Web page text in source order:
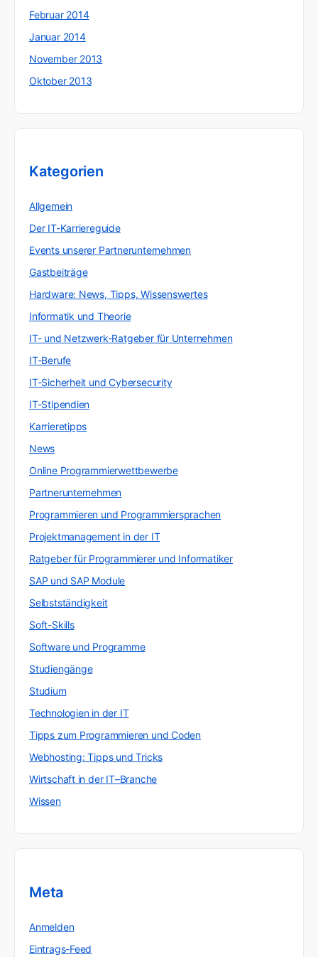
Februar 2014
Januar 2014
November 2013
Oktober 2013
Kategorien
Allgemein
Der IT-Karriereguide
Events unserer Partnerunternehmen
Gastbeiträge
Hardware: News, Tipps, Wissenswertes
Informatik und Theorie
IT- und Netzwerk-Ratgeber für Unternehmen
IT-Berufe
IT-Sicherheit und Cybersecurity
IT-Stipendien
Karrieretipps
News
Online Programmierwettbewerbe
Partnerunternehmen
Programmieren und Programmiersprachen
Projektmanagement in der IT
Ratgeber für Programmierer und Informatiker
SAP und SAP Module
Selbstständigkeit
Soft-Skills
Software und Programme
Studiengänge
Studium
Technologien in der IT
Tipps zum Programmieren und Coden
Webhosting: Tipps und Tricks
Wirtschaft in der IT–Branche
Wissen
Meta
Anmelden
Eintrags-Feed